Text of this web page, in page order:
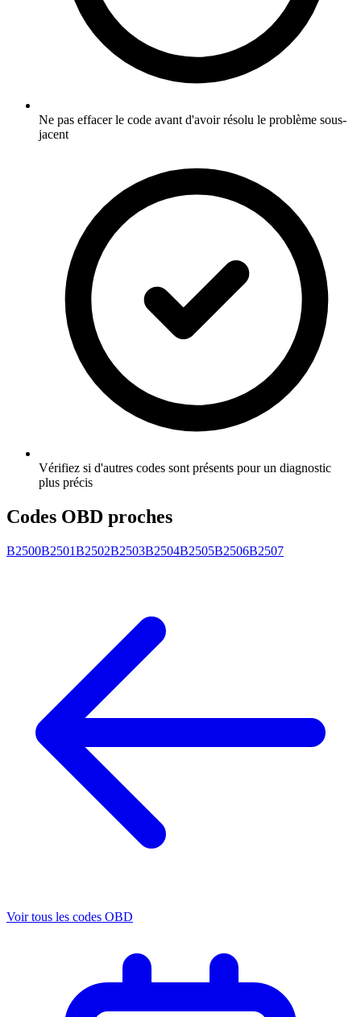
Ne pas effacer le code avant d'avoir résolu le problème sous-
jacent
Vérifiez si d'autres codes sont présents pour un diagnostic
plus précis
Codes OBD proches
B2500B2501B2502B2503B2504B2505B2506B2507
Voir tous les codes OBD